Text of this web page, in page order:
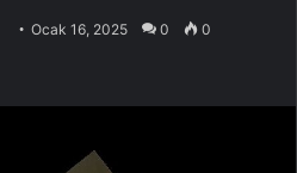
Ocak 16, 2025 0 0